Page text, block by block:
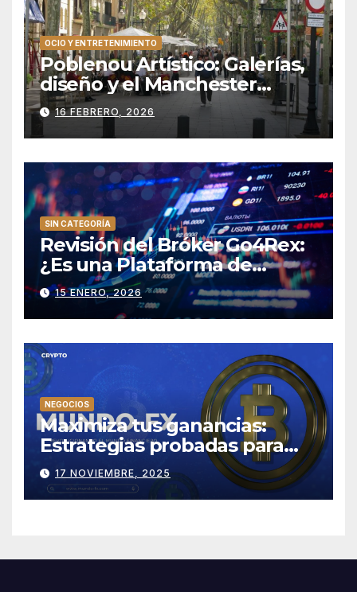
OCIO Y ENTRETENIMIENTO
Poblenou Artístico: Galerías,
diseño y el Manchester
catalán
16 FEBRERO, 2026
SIN CATEGORÍA
Revisión del Bróker Go4Rex:
¿Es una Plataforma de
Trading Confiable?
15 ENERO, 2026
NEGOCIOS
Maximiza tus ganancias:
Estrategias probadas para
tener éxito en Mundo-fx
17 NOVIEMBRE, 2025